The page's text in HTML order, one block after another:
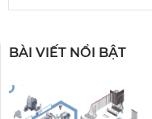
BÀI VIẾT NỔI BẬT